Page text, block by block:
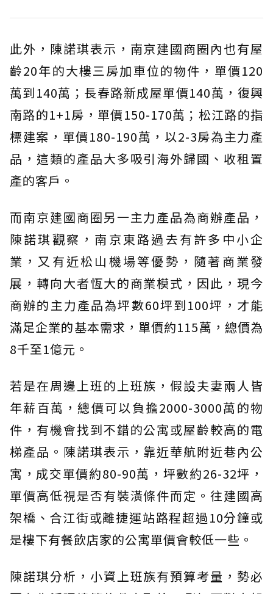
此外，陳諾琪表示，南京建國商圈內也有屋
齡20年的大樓三房加車位的物件，單價120
萬到140萬；長春路新成屋單價140萬，復興
南路的1+1房，單價150-170萬；松江路的指
標建案，單價180-190萬，以2-3房為主力產
品，這類的產品大多吸引海外歸國、收租置
產的客戶。
而南京建國商圈另一主力產品為商辦產品，
陳諾琪觀察，南京東路過去有許多中小企
業，又有近松山機場等優勢，隨著商業發
展，轉向大者恆大的商業模式，因此，現今
商辦的主力產品為坪數60坪到100坪，才能
滿足企業的基本需求，單價約115萬，總價為
8千至1億元。
若是在周邊上班的上班族，假設夫妻兩人皆
年薪百萬，總價可以負擔2000-3000萬的物
件，有機會找到不錯的公寓或屋齡較高的電
梯產品。陳諾琪表示，靠近華航附近巷內公
寓，成交單價約80-90萬，坪數約26-32坪，
單價高低視是否有裝潢條件而定。往建國高
架橋、合江街或離捷運站路程超過10分鐘或
是樓下有餐飲店家的公寓單價會較低一些。
陳諾琪分析，小資上班族有預算考量，勢必